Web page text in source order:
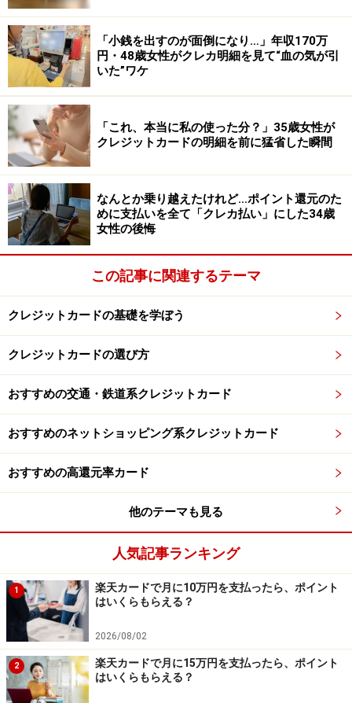
※記事内容は執筆時点のものです。最新の内容をご確認くださ
い。
本記事の内容は一般的な情報提供を目的としており、特定の金融
商品や投資行動を推奨するものではありません。
投資や資産運用に関する最終的なご判断はご自身の責任において
行ってください。
掲載情報の正確性・完全性については十分に配慮しております
が、その内容を保証するものではなく、これに基づく損失・損害
などについて当社は一切の責任を負いません。
最新の情報や詳細については、必ず各金融機関やサービス提供者
の公式情報をご確認ください。
1/2 次のページへ
「小銭を出すのが面倒になり…」年収170万
円・48歳女性がクレカ明細を見て“血の気が引
いた”ワケ
「これ、本当に私の使った分？」35歳女性が
クレジットカードの明細を前に猛省した瞬間
なんとか乗り越えたけれど…ポイント還元のた
めに支払いを全て「クレカ払い」にした34歳
女性の後悔
この記事に関連するテーマ
クレジットカードの基礎を学ぼう
クレジットカードの選び方
おすすめの交通・鉄道系クレジットカード
おすすめのネットショッピング系クレジットカード
おすすめの高還元率カード
他のテーマも見る
人気記事ランキング
1
楽天カードで月に10万円を支払ったら、ポイント
はいくらもらえる？
2026/08/02
2
楽天カードで月に15万円を支払ったら、ポイント
はいくらもらえる？